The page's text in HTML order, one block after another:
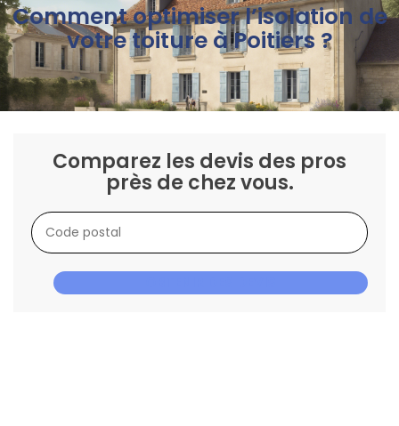
Comment optimiser l’isolation de
votre toiture à Poitiers ?
Comparez les devis des pros
près de chez vous.